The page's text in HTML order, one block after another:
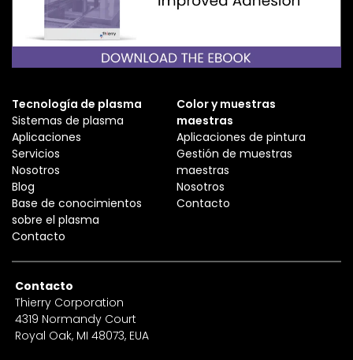
Tecnología de plasma
Sistemas de plasma
Aplicaciones
Servicios
Nosotros
Blog
Base de conocimientos
sobre el plasma
Contacto
Color y muestras
maestras
Aplicaciones de pintura
Gestión de muestras
maestras
Nosotros
Contacto
Contacto
Thierry Corporation
4319 Normandy Court
Royal Oak, MI 48073, EUA